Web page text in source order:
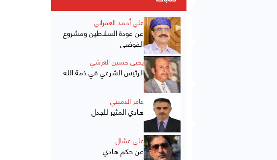
علي أحمد العمراني
عن عودة السلاطين ومشروع
الفوضى
يحيى حسين العرشي
الرئيس الشرعي في ذمة الله
عامر الدميني
هادي المثير للجدل
علي عشال
عن حكم هادي